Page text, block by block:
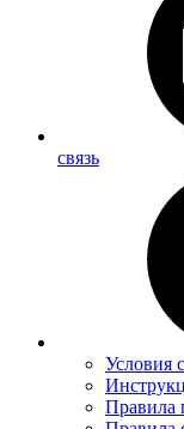
связь
Условия
Правила